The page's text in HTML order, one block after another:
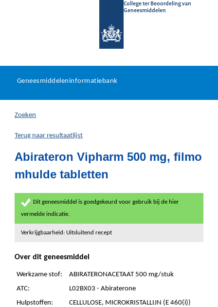
College ter Beoordeling van
Geneesmiddelen
U
hier:
Geneesmiddeleninformatiebank
Zoeken
Terug naar resultaatlijst
Abirateron Vipharm 500 mg, filmo
mhulde tabletten
Dit geneesmiddel is goedgekeurd voor gebruik bij de hier
vermelde indicatie.
Verkrijgbaarheid: Uitsluitend recept
Over dit geneesmiddel
Werkzame stof:
ABIRATERONACETAAT 500 mg/stuk
ATC:
L02BX03 - Abiraterone
Hulpstoffen:
CELLULOSE, MICROKRISTALLIJN (E 460(i))